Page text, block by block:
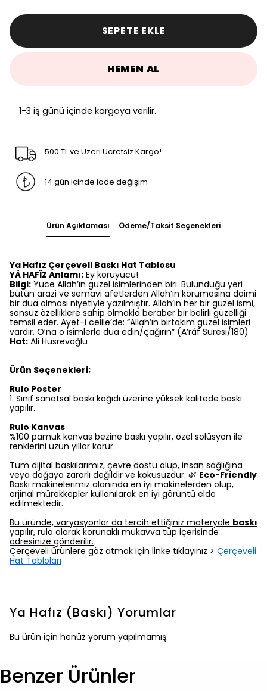
SEPETE EKLE
HEMEN AL
1-3 iş günü içinde kargoya verilir.
500 TL ve Üzeri Ücretsiz Kargo!
14 gün içinde iade değişim
Ürün Açıklaması Ödeme/Taksit Seçenekleri
Ya Hafız Çerçeveli Baskı Hat Tablosu
YÂ HAFÎZ Anlamı: Ey koruyucu!
Bilgi: Yüce Allah’ın güzel isimlerinden biri. Bulunduğu yeri
bütün arazi ve semavi afetlerden Allah’ın korumasına daimi
bir dua olması niyetiyle yazılmıştır. Allah’ın her bir güzel ismi,
sonsuz özelliklere sahip olmakla beraber bir belirli güzelliği
temsil eder. Ayet-i celile’de: “Allah’ın birtakım güzel isimleri
vardır. O’na o isimlerle dua edin/çağırın” (A’râf Suresi/180)
Hat: Ali Hüsrevoğlu
Ürün Seçenekleri;
Rulo Poster
1.⁠ ⁠Sınıf sanatsal baskı kağıdı üzerine yüksek kalitede baskı
yapılır.
Rulo Kanvas
%100 pamuk kanvas bezine baskı yapılır, özel solüsyon ile
renklerini uzun yıllar korur.
Tüm dijital baskılarımız, çevre dostu olup, insan sağlığına
veya doğaya zararlı değildir ve kokusuzdur. 🌿 Eco-Friendly
Baskı makinelerimiz alanında en iyi makinelerden olup,
orjinal mürekkepler kullanılarak en iyi görüntü elde
edilmektedir.
Bu üründe, varyasyonlar da tercih ettiğiniz materyale baskı
yapılır, rulo olarak korunaklı mukavva tüp içerisinde
adresinize gönderilir.
Çerçeveli ürünlere göz atmak için linke tıklayınız > Çerçeveli
Hat Tabloları
Ya Hafız (Baskı) Yorumlar
Bu ürün için henüz yorum yapılmamış.
Benzer Ürünler